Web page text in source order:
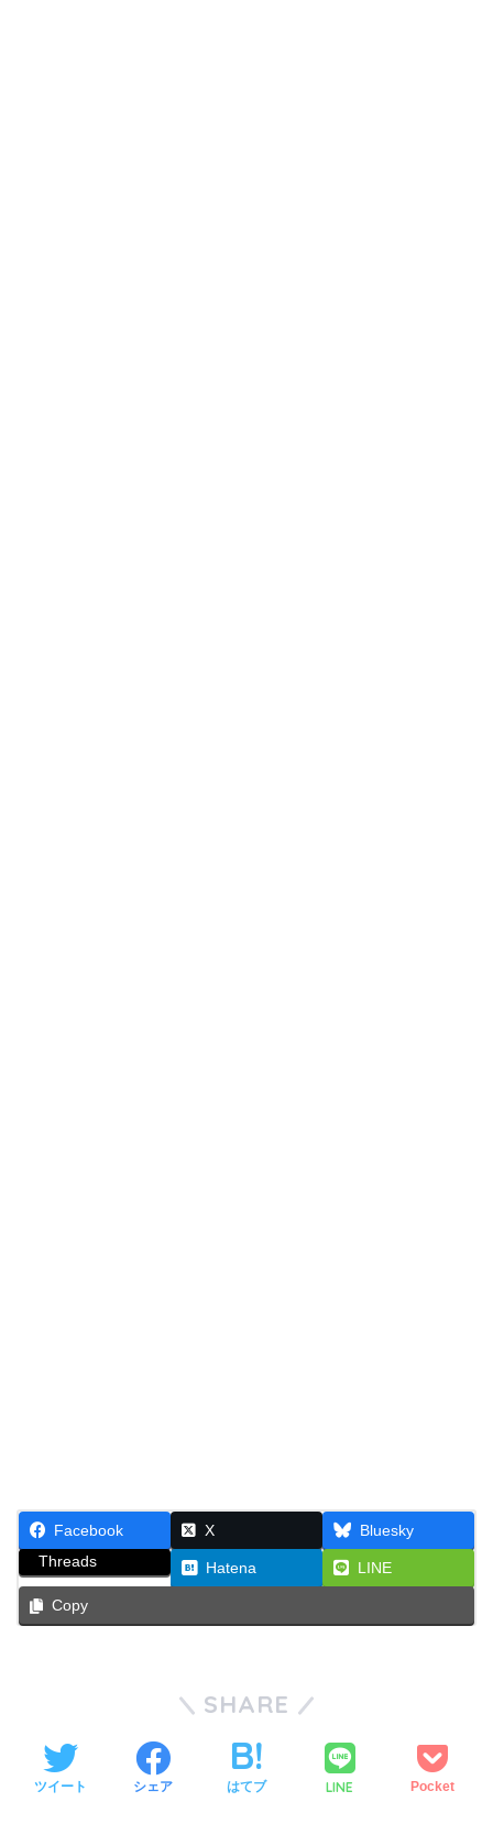
Facebook X
Bluesky
Threads
Hatena LINE
Copy
SHARE
ツイート シェア はてブ LINE Pocket